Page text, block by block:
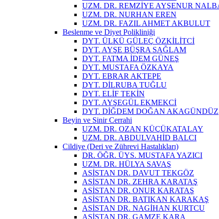
UZM. DR. REMZİYE AYŞENUR
UZM. DR. NURHAN EREN
UZM. DR. FAZIL AHMET AKBULUT
Beslenme ve Diyet Polikliniği
DYT. ÜLKÜ GÜLEÇ ÖZKİLİTCİ
DYT. AYŞE BÜŞRA SAĞLAM
DYT. FATMA İDEM GÜNEŞ
DYT. MUSTAFA ÖZKAYA
DYT. EBRAR AKTEPE
DYT. DİLRUBA TUĞLU
DYT. ELİF TEKİN
DYT. AYŞEGÜL EKMEKCİ
DYT. DİĞDEM DOĞAN AKAGÜNDÜZ
Beyin ve Sinir Cerrahi
UZM. DR. OZAN KÜÇÜKATALAY
UZM. DR. ABDULVAHİD BALCI
Cildiye (Deri ve Zührevi Hastalıkları)
DR. ÖĞR. ÜYS. MUSTAFA YAZICI
UZM. DR. HÜLYA SAVAŞ
ASİSTAN DR. DAVUT TEKGÖZ
ASİSTAN DR. ZEHRA KARATAŞ
ASİSTAN DR. ONUR KARATAŞ
ASİSTAN DR. BATIKAN KARAKAŞ
ASİSTAN DR. NAGİHAN KURTCU
ASİSTAN DR. GAMZE KARA